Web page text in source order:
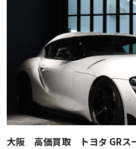
大阪 高価買取 トヨタ GRス